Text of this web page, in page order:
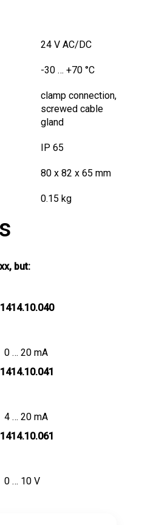
24 V AC/DC
-30 … +70 °C
clamp connection,
screwed cable
gland
IP 65
80 x 82 x 65 mm
0.15 kg
but:
0 … 20 mA
4 … 20 mA
0 … 10 V